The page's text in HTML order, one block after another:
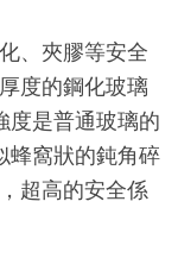
、夾膠等安全
度的鋼化玻璃
度是普通玻璃的
蜂窩狀的鈍角碎
超高的安全係